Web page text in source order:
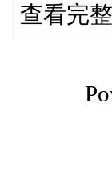
查看完